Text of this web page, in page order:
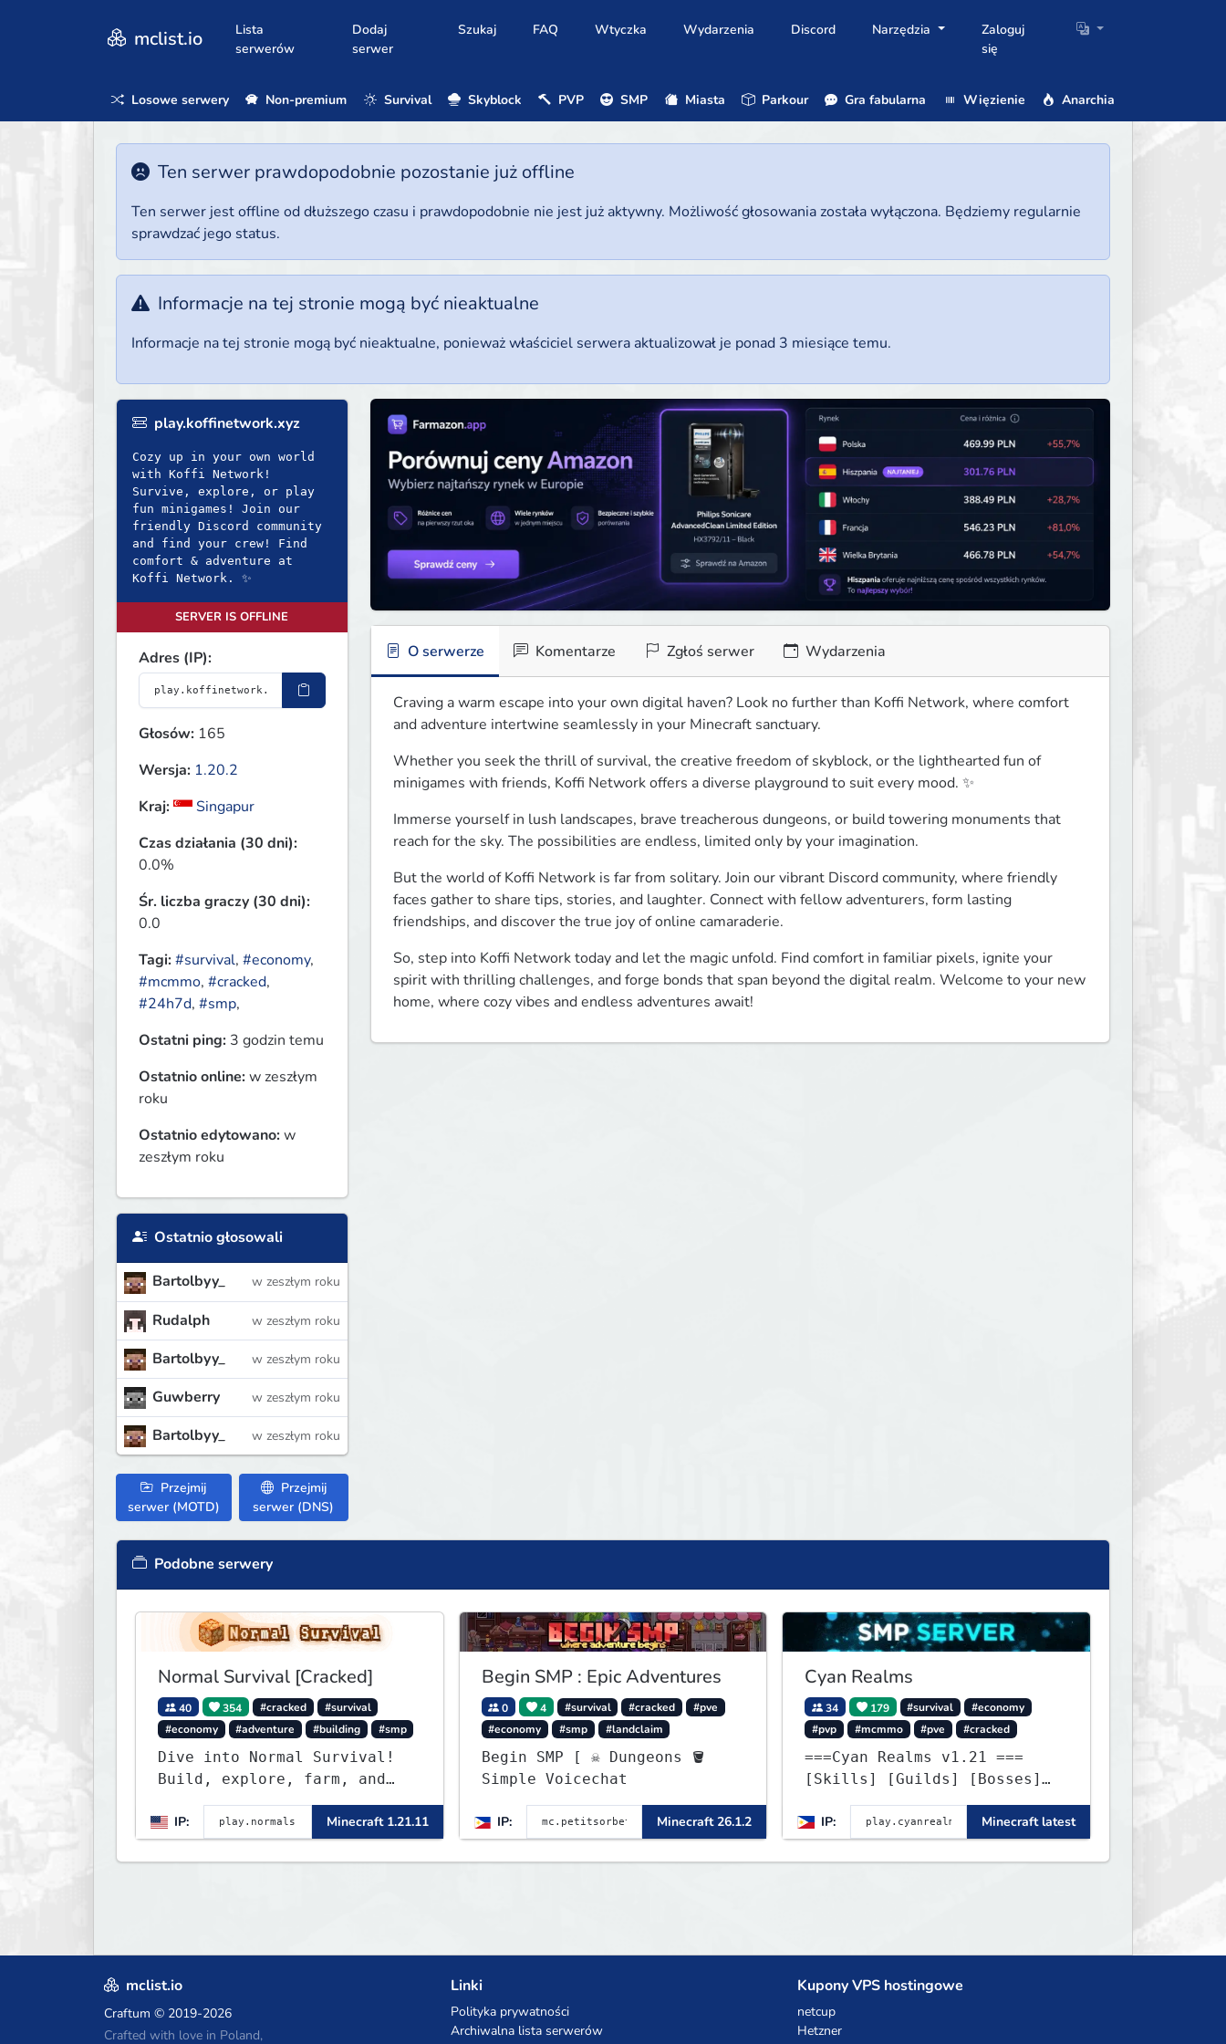
mclist.io
Lista
serwerów
Dodaj
serwer
Szukaj FAQ Wtyczka Wydarzenia Discord Narzędzia
Zaloguj
się
Losowe serwery Non-premium Survival Skyblock PVP SMP Miasta Parkour Gra fabularna Więzienie Anarchia
Ten serwer prawdopodobnie pozostanie już offline
Ten serwer jest offline od dłuższego czasu i prawdopodobnie nie jest już aktywny. Możliwość głosowania została wyłączona. Będziemy regularnie
sprawdzać jego status.
Informacje na tej stronie mogą być nieaktualne
Informacje na tej stronie mogą być nieaktualne, ponieważ właściciel serwera aktualizował je ponad 3 miesiące temu.
play.koffinetwork.xyz
Cozy up in your own world
with Koffi Network!
Survive, explore, or play
fun minigames! Join our
friendly Discord community
and find your crew! Find
comfort & adventure at
Koffi Network. ✨
SERVER IS OFFLINE
Adres (IP):
Głosów: 165
Wersja: 1.20.2
Kraj:
Singapur
Czas działania (30 dni):
0.0%
Śr. liczba graczy (30 dni):
0.0
Tagi:#survival, #economy,
#mcmmo, #cracked,
#24h7d, #smp,
Ostatni ping: 3 godzin temu
Ostatnio online:w zeszłym
roku
Ostatnio edytowano:w
zeszłym roku
Ostatnio głosowali
Bartolbyy_ w zeszłym roku
Rudalph w zeszłym roku
Bartolbyy_ w zeszłym roku
Guwberry w zeszłym roku
Bartolbyy_ w zeszłym roku
Przejmij
serwer (MOTD)
Przejmij
serwer (DNS)
O serwerze Komentarze Zgłoś serwer Wydarzenia
Craving a warm escape into your own digital haven? Look no further than Koffi Network, where comfort
and adventure intertwine seamlessly in your Minecraft sanctuary.
Whether you seek the thrill of survival, the creative freedom of skyblock, or the lighthearted fun of
minigames with friends, Koffi Network offers a diverse playground to suit every mood. ✨
Immerse yourself in lush landscapes, brave treacherous dungeons, or build towering monuments that
reach for the sky. The possibilities are endless, limited only by your imagination.
But the world of Koffi Network is far from solitary. Join our vibrant Discord community, where friendly
faces gather to share tips, stories, and laughter. Connect with fellow adventurers, form lasting
friendships, and discover the true joy of online camaraderie.
So, step into Koffi Network today and let the magic unfold. Find comfort in familiar pixels, ignite your
spirit with thrilling challenges, and forge bonds that span beyond the digital realm. Welcome to your new
home, where cozy vibes and endless adventures await!
Podobne serwery
Normal Survival [Cracked]
40 354 #cracked
#survival
#economy
#adventure #building #smp
Dive into Normal Survival!
Build, explore, farm, and
create with a friendly
community. Enjoy weekly
updates, new features, and
endless adventures!
IP: Minecraft 1.21.11
Begin SMP : Epic Adventures
0 4 #survival #cracked
#pve
#economy
#smp #landclaim
Begin SMP [ ☠ Dungeons 🪣
Simple Voicechat
IP: Minecraft 26.1.2
Cyan Realms
34 179 #survival
#economy
#pvp
#mcmmo #pve #cracked
===Cyan Realms v1.21 ===
[Skills] [Guilds] [Bosses]
[Unique] [No Griefing]
IP:
Minecraft latest
mclist.io
Craftum © 2019-2026
Crafted with love in Poland,
Linki
Polityka prywatności
Archiwalna lista serwerów
Kupony VPS hostingowe
netcup
Hetzner